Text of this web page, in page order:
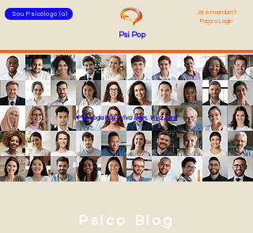
PsiPop
Sou Psicólogo (a) Já é membro?
Faça o Login
Psicologia Pop |Viva Bem, Viva Zen!
Psico Blog